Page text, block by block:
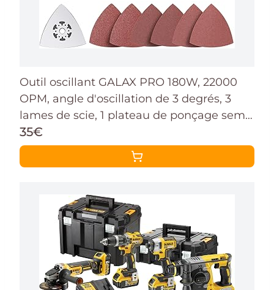
Outil oscillant GALAX PRO 180W, 22000
OPM, angle d'oscillation de 3 degrés, 3
lames de scie, 1 plateau de ponçage semi-
circulaire, 6 feuilles de papier abrasif pour
le ponçage et le meulage
35€